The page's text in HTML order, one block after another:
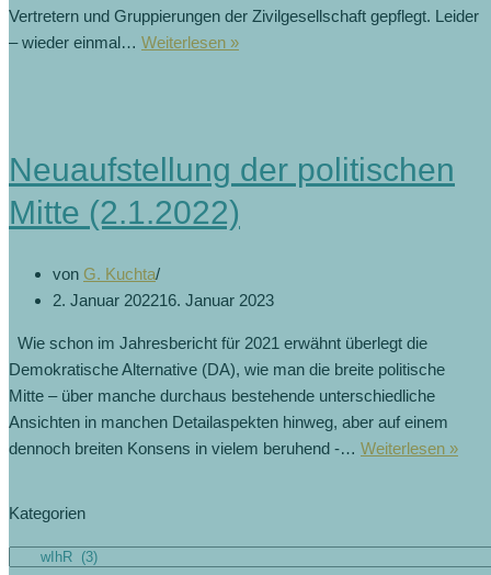
Vertretern und Gruppierungen der Zivilgesellschaft gepflegt. Leider
– wieder einmal… Weiterlesen »
Neuaufstellung der politischen
Mitte (2.1.2022)
von G. Kuchta
2. Januar 202216. Januar 2023
Wie schon im Jahresbericht für 2021 erwähnt überlegt die
Demokratische Alternative (DA), wie man die breite politische
Mitte – über manche durchaus bestehende unterschiedliche
Ansichten in manchen Detailaspekten hinweg, aber auf einem
dennoch breiten Konsens in vielem beruhend -… Weiterlesen »
Kategorien